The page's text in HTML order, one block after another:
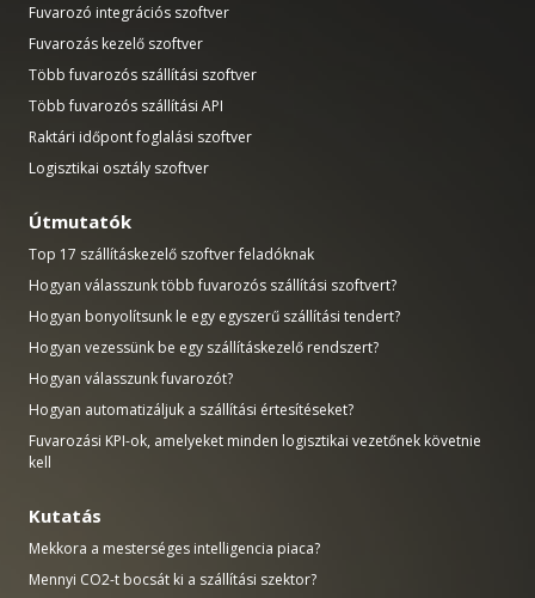
Fuvarozó integrációs szoftver
Fuvarozás kezelő szoftver
Több fuvarozós szállítási szoftver
Több fuvarozós szállítási API
Raktári időpont foglalási szoftver
Logisztikai osztály szoftver
Útmutatók
Top 17 szállításkezelő szoftver feladóknak
Hogyan válasszunk több fuvarozós szállítási szoftvert?
Hogyan bonyolítsunk le egy egyszerű szállítási tendert?
Hogyan vezessünk be egy szállításkezelő rendszert?
Hogyan válasszunk fuvarozót?
Hogyan automatizáljuk a szállítási értesítéseket?
Fuvarozási KPI-ok, amelyeket minden logisztikai vezetőnek követnie
kell
Kutatás
Mekkora a mesterséges intelligencia piaca?
Mennyi CO2-t bocsát ki a szállítási szektor?